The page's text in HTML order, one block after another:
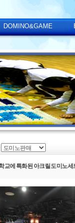
DOMINO&GAME
교에 특화된 아크릴 도미노